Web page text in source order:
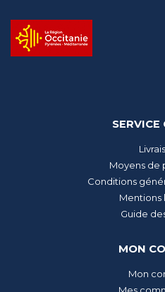
SERVICE
Moyens de
Conditions
Mentions
Guide
MON
Mon
Mes